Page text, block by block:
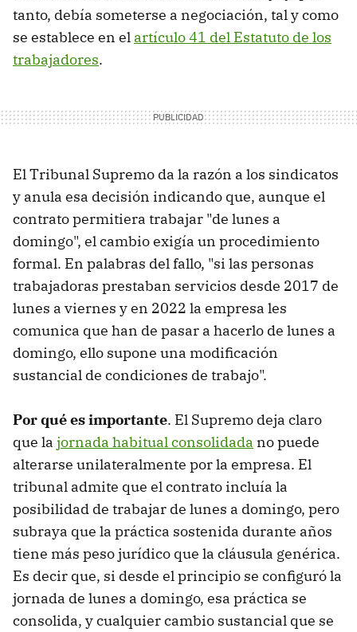
tanto, debía someterse a negociación, tal y como
se establece en el artículo 41 del Estatuto de los
trabajadores.
El Tribunal Supremo da la razón a los sindicatos
y anula esa decisión indicando que, aunque el
contrato permitiera trabajar "de lunes a
domingo", el cambio exigía un procedimiento
formal. En palabras del fallo, "si las personas
trabajadoras prestaban servicios desde 2017 de
lunes a viernes y en 2022 la empresa les
comunica que han de pasar a hacerlo de lunes a
domingo, ello supone una modificación
sustancial de condiciones de trabajo".
Por qué es importante. El Supremo deja claro
que la jornada habitual consolidada no puede
alterarse unilateralmente por la empresa. El
tribunal admite que el contrato incluía la
posibilidad de trabajar de lunes a domingo, pero
subraya que la práctica sostenida durante años
tiene más peso jurídico que la cláusula genérica.
Es decir que, si desde el principio se configuró la
jornada de lunes a domingo, esa práctica se
consolida, y cualquier cambio sustancial que se